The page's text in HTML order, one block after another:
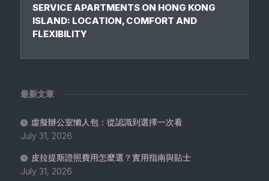
SERVICE APARTMENTS ON HONG KONG
ISLAND: LOCATION, COMFORT AND
FLEXIBILITY
最新文章
虛擬辦公室懶人包：從認識到選擇一次看
July 31, 2026
皮拉提斯證照費用怎麼選？實用指南與貼士
July 31, 2026